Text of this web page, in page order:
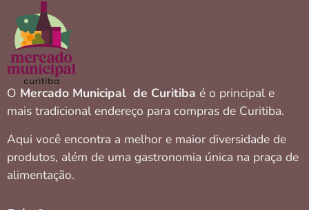
O Mercado Municipal de Curitiba é o principal e
mais tradicional endereço para compras de Curitiba.
Aqui você encontra a melhor e maior diversidade de
produtos, além de uma gastronomia única na praça de
alimentação.